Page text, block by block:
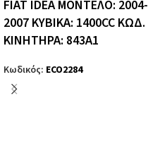
FIAT IDEA ΜΟΝΤΕΛΟ: 2004-
2007 ΚΥΒΙΚΑ: 1400CC ΚΩΔ.
ΚΙΝΗΤΗΡΑ: 843A1
Κωδικός: ECO2284